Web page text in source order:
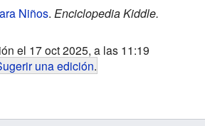
Niños. Enciclopedia Kiddle.
el 17 oct 2025, a las 11:19
una edición.